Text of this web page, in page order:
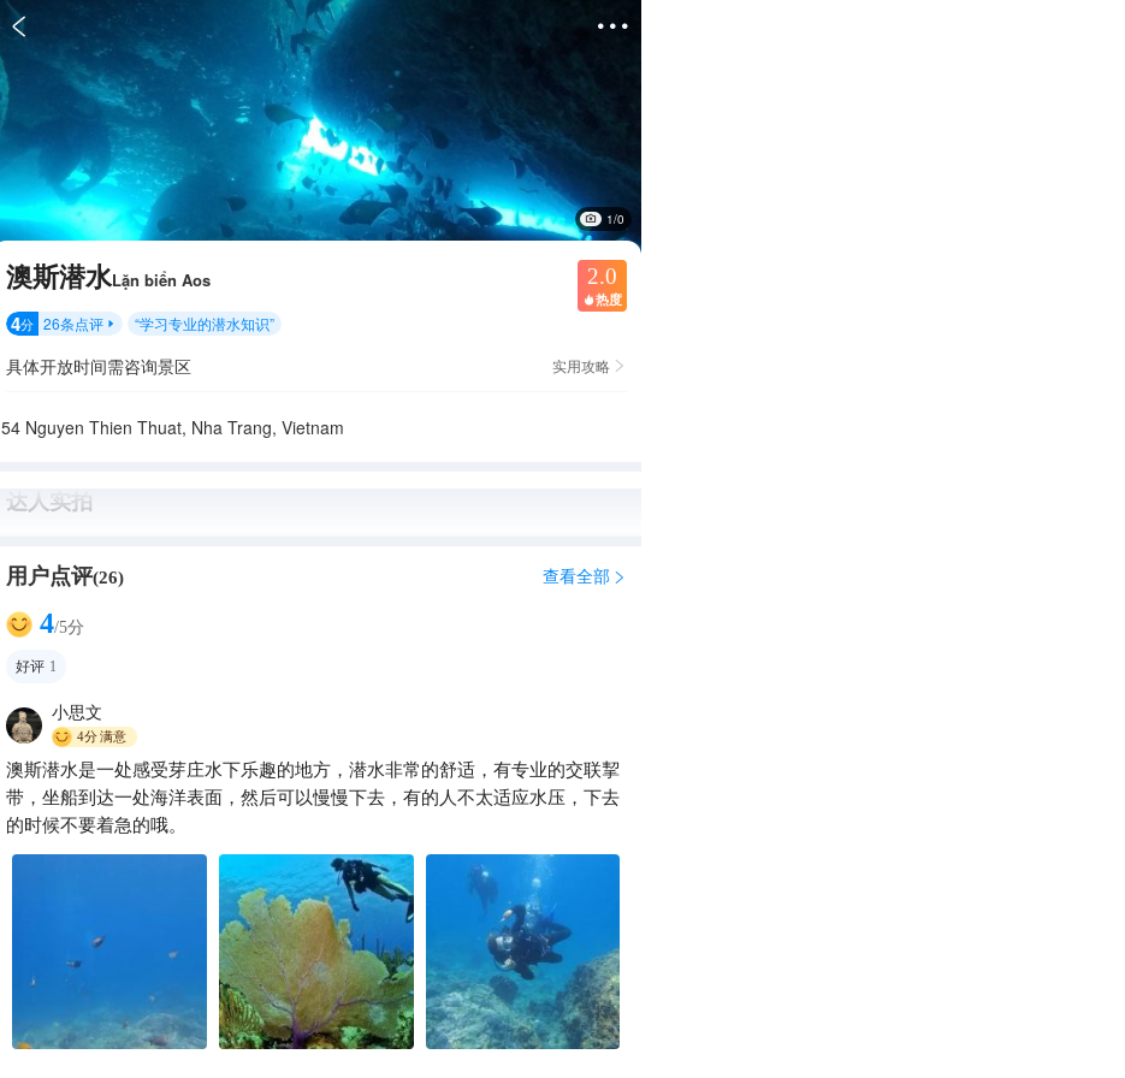
 
1/0
澳斯潜水Lặn biển Aos 2.0
 热度
4分 26条点评  “学习专业的潜水知识”
具体开放时间需咨询景区 实用攻略 
54 Nguyen Thien Thuat, Nha Trang, Vietnam
达人实拍
用户点评(26) 查看全部 
4/5分
好评 1
小思文
4分满意
澳斯潜水是一处感受芽庄水下乐趣的地方，潜水非常的舒适，有专业的交联挈
带，坐船到达一处海洋表面，然后可以慢慢下去，有的人不太适应水压，下去
的时候不要着急的哦。